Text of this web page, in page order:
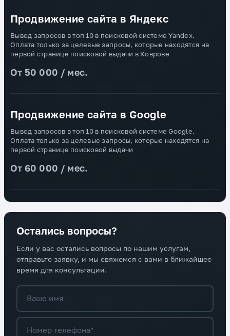
Продвижение сайта в Яндекс
Вывод запросов в топ 10 в поисковой системе Yandex.
Оплата только за целевые запросы, которые находятся на
первой странице поисковой выдачи в Коврове
От 50 000 / мес.
Продвижение сайта в Google
Вывод запросов в топ 10 в поисковой системе Google.
Оплата только за целевые запросы, которые находятся на
первой странице поисковой выдачи
От 60 000 / мес.
Остались вопросы?
Если у вас остались вопросы по нашим услугам,
отправьте заявку, и мы свяжемся с вами в ближайшее
время для консультации.
Ваше имя
Номер телефона*